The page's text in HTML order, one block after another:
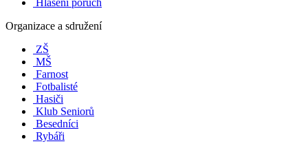
Organizace a sdružení
ZŠ
MŠ
Farnost
Fotbalisté
Hasiči
Klub Seniorů
Besedníci
Rybáři